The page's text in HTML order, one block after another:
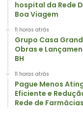
hospital da Rede
Boa Viagem
11 horas atrás
Grupo Casa
Obras e
BH
11 horas atrás
Pague Menos
Eficiente e
Rede de Farmácias